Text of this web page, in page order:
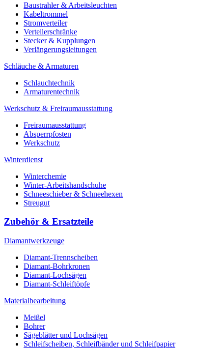
Baustrahler & Arbeitsleuchten
Kabeltrommel
Stromverteiler
Verteilerschränke
Stecker & Kupplungen
Verlängerungs­leitungen
Schläuche & Armaturen
Schlauchtechnik
Armaturentechnik
Werkschutz & Freiraumausstattung
Freiraumausstattung
Absperrpfosten
Werkschutz
Winterdienst
Winterchemie
Winter-Arbeitshandschuhe
Schneeschieber & Schneehexen
Streugut
Zubehör & Ersatzteile
Diamantwerkzeuge
Diamant-Trennscheiben
Diamant-Bohrkronen
Diamant-Lochsägen
Diamant-Schleiftöpfe
Materialbearbeitung
Meißel
Bohrer
Sägeblätter und Lochsägen
Schleifscheiben, Schleifbänder und Schleifpapier